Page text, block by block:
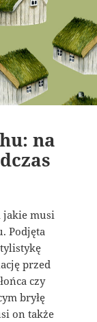
na
jakie musi
Podjęta
przed
czy
bryłę
on także